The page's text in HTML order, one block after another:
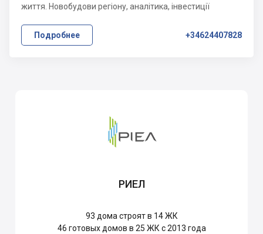
життя. Новобудови регіону, аналітика, інвестиції
Подробнее +34624407828
РИЕЛ
93 дома строят в 14 ЖК
46 готовых домов в 25 ЖК с 2013 года